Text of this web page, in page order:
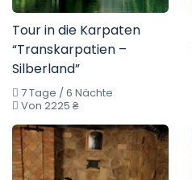
Tour in die Karpaten
“Transkarpatien –
Silberland”
7 Tage / 6 Nächte
Von 2225 ₴